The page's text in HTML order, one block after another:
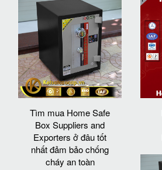
Tìm mua Home Safe
Box Suppliers and
Exporters ở đâu tốt
nhất đảm bảo chống
cháy an toàn